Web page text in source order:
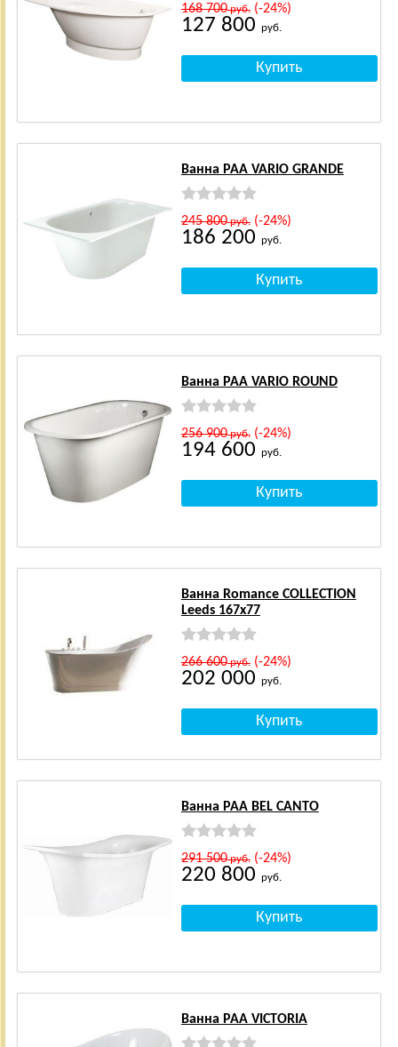
168 700руб.(-24%)
127 800 руб.
Ванна PAA VARIO GRANDE
245 800руб.(-24%)
186 200 руб.
Ванна PAA VARIO ROUND
256 900руб.(-24%)
194 600 руб.
Ванна Romance COLLECTION
Leeds 167x77
266 600руб.(-24%)
202 000 руб.
Ванна PAA BEL CANTO
291 500руб.(-24%)
220 800 руб.
Ванна PAA VICTORIA